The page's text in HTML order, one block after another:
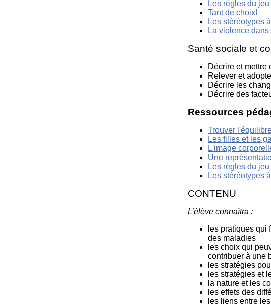
Les règles du jeu
Tant de choix!
Les stéréotypes
La violence
Santé sociale et
Décrire et
Relever et
Décrire les
Décrire des
Ressources
Trouver
Les filles et les
L'image
Une
Les règles du jeu
Les stéréotypes
CONTENU
L’élève connaîtra :
les pratiques qui
des maladies
les choix qui
contribuer à une
les stratégies
les stratégies et
la nature et les
les effets des
les liens entre